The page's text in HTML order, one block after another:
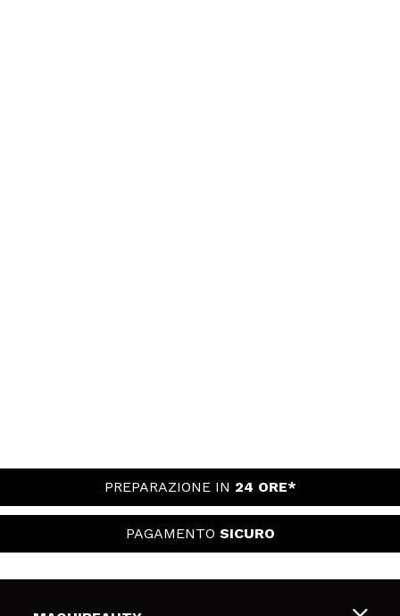
PREPARAZIONE IN 24 ORE*
PAGAMENTO SICURO